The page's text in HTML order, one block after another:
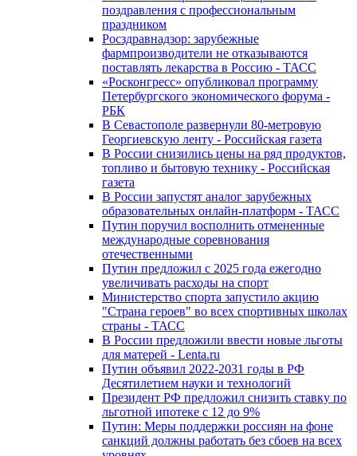
поздравления с профессиональным
праздником
Росздравнадзор: зарубежные
фармпроизводители не отказываются
поставлять лекарства в Россию - ТАСС
«Росконгресс» опубликовал программу
Петербургского экономического форума -
РБК
В Севастополе развернули 80-метровую
Георгиевскую ленту - Российская газета
В России снизились цены на ряд продуктов,
топливо и бытовую технику - Российская
газета
В России запустят аналог зарубежных
образовательных онлайн-платформ - ТАСС
Путин поручил восполнить отмененные
международные соревнования
отечественными
Путин предложил с 2025 года ежегодно
увеличивать расходы на спорт
Министерство спорта запустило акцию
"Страна героев" во всех спортивных школах
страны - ТАСС
В России предложили ввести новые льготы
для матерей - Lenta.ru
Путин объявил 2022-2031 годы в РФ
Десятилетием науки и технологий
Президент РФ предложил снизить ставку по
льготной ипотеке с 12 до 9%
Путин: Меры поддержки россиян на фоне
санкций должны работать без сбоев на всех